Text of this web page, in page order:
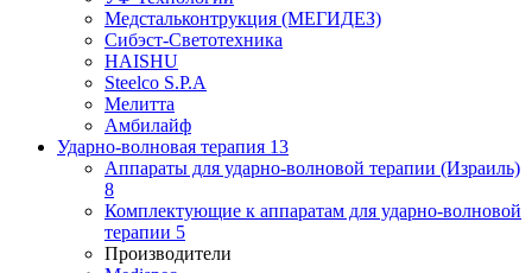
Медстальконтрукция (МЕГИДЕЗ)
Сибэст-Светотехника
HAISHU
Steelco S.P.A
Мелитта
Амбилайф
Ударно-волновая терапия 13
Аппараты для ударно-волновой терапии (Израиль)
8
Комплектующие к аппаратам для ударно-волновой
терапии 5
Производители